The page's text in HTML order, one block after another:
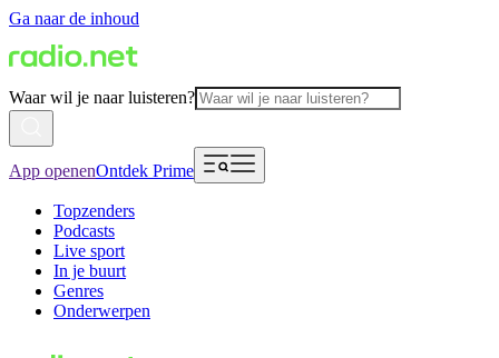
Ga naar de inhoud
Waar wil je naar luisteren?
App openenOntdek Prime
Topzenders
Podcasts
Live sport
In je buurt
Genres
Onderwerpen